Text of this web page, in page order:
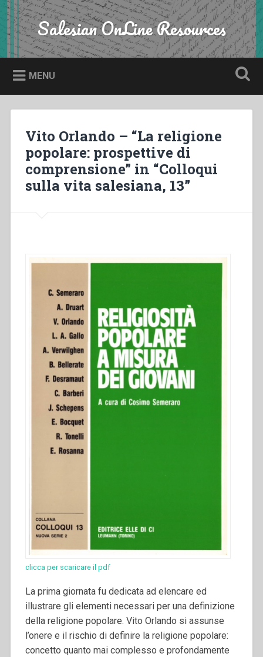
Skip
to
content
Search Salesian OnLine Resources
MENU
Vito Orlando – “La religione
popolare: prospettive di
comprensione” in “Colloqui
sulla vita salesiana, 13”
clicca per scaricare il pdf
La prima giornata fu dedicata ad elencare ed
illustrare gli elementi necessari per una definizione
della religione popolare. Vito Orlando si assunse
l’onere e il rischio di definire la religione popolare:
concetto quanto mai complesso e profondamente